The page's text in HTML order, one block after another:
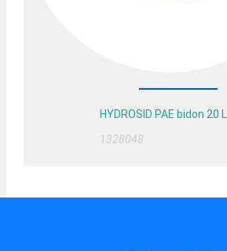
HYDROSID PAE bidon 20 L
1328048